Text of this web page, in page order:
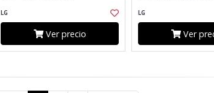
LG
Ver precio
LG
Ver